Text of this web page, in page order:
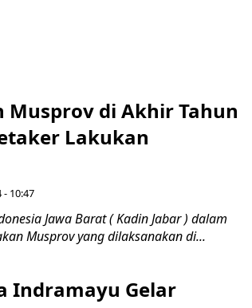
Musprov di Akhir Tahun
Lakukan
10:47
Jawa Barat ( Kadin Jabar ) dalam
Musprov yang dilaksanakan di...
Indramayu Gelar